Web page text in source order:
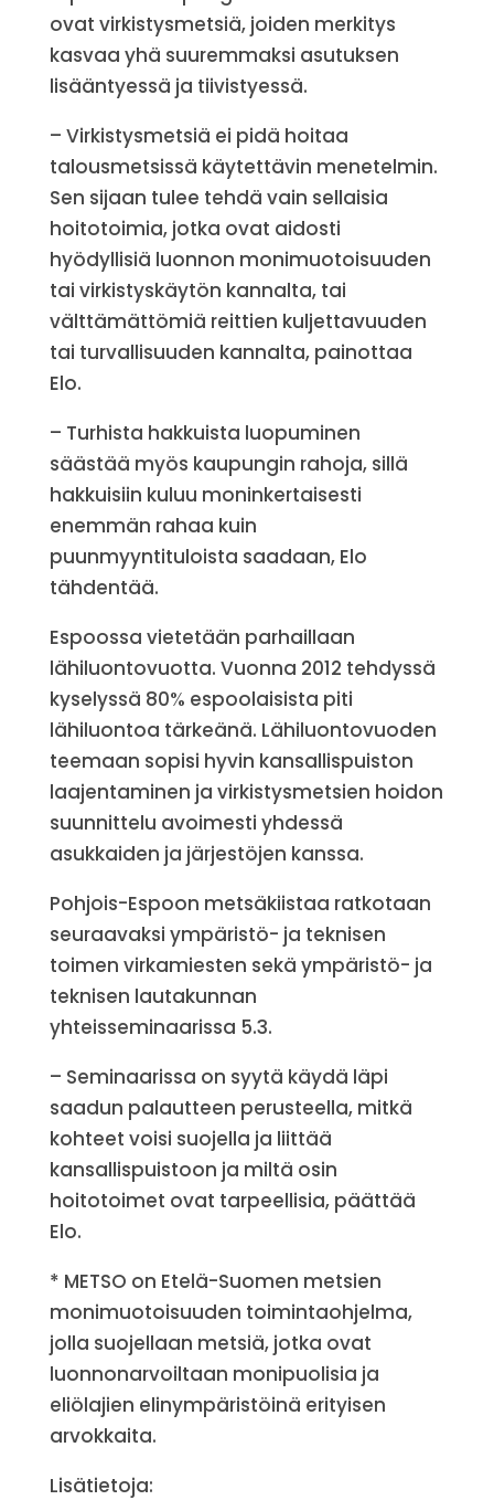
ovat virkistysmetsiä, joiden merkitys
kasvaa yhä suuremmaksi asutuksen
lisääntyessä ja tiivistyessä.
– Virkistysmetsiä ei pidä hoitaa
talousmetsissä käytettävin menetelmin.
Sen sijaan tulee tehdä vain sellaisia
hoitotoimia, jotka ovat aidosti
hyödyllisiä luonnon monimuotoisuuden
tai virkistyskäytön kannalta, tai
välttämättömiä reittien kuljettavuuden
tai turvallisuuden kannalta, painottaa
Elo.
– Turhista hakkuista luopuminen
säästää myös kaupungin rahoja, sillä
hakkuisiin kuluu moninkertaisesti
enemmän rahaa kuin
puunmyyntituloista saadaan, Elo
tähdentää.
Espoossa vietetään parhaillaan
lähiluontovuotta. Vuonna 2012 tehdyssä
kyselyssä 80% espoolaisista piti
lähiluontoa tärkeänä. Lähiluontovuoden
teemaan sopisi hyvin kansallispuiston
laajentaminen ja virkistysmetsien hoidon
suunnittelu avoimesti yhdessä
asukkaiden ja järjestöjen kanssa.
Pohjois-Espoon metsäkiistaa ratkotaan
seuraavaksi ympäristö- ja teknisen
toimen virkamiesten sekä ympäristö- ja
teknisen lautakunnan
yhteisseminaarissa 5.3.
– Seminaarissa on syytä käydä läpi
saadun palautteen perusteella, mitkä
kohteet voisi suojella ja liittää
kansallispuistoon ja miltä osin
hoitotoimet ovat tarpeellisia, päättää
Elo.
* METSO on Etelä-Suomen metsien
monimuotoisuuden toimintaohjelma,
jolla suojellaan metsiä, jotka ovat
luonnonarvoiltaan monipuolisia ja
eliölajien elinympäristöinä erityisen
arvokkaita.
Lisätietoja: